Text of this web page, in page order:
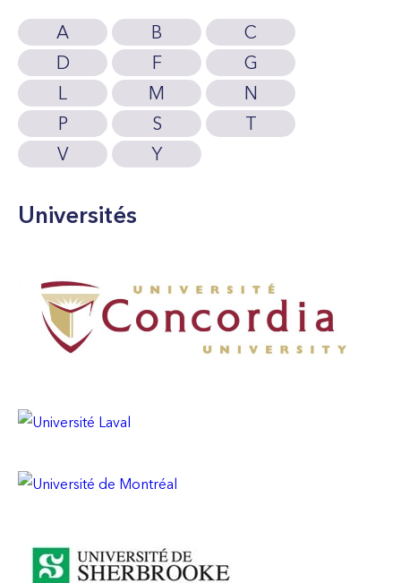
A B
C
D
F
G
L
M
N
P
S
T
V
Y
Universités